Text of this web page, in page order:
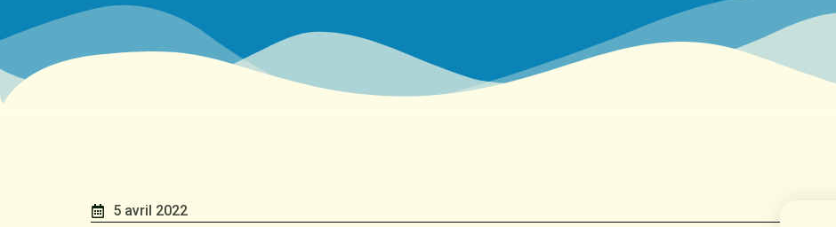
5 avril 2022